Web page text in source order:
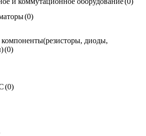
(0)
диоды,
(0)
(0)